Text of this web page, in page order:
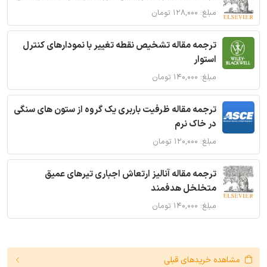
مبلغ: ۱۲۸,۰۰۰ تومان
ترجمه مقاله تشخیص نقطه تغییر با نمودارهای کنترل
استوار
مبلغ: ۱۴۰,۰۰۰ تومان
ترجمه مقاله ظرفیت باربری یک گروه از ستون های سنگی
در خاک نرم
مبلغ: ۱۲۰,۰۰۰ تومان
ترجمه مقاله آنالیز ارتعاش اجباری تیرهای عمیق
متخلخل هدفمند
مبلغ: ۱۴۰,۰۰۰ تومان
مشاهده خریدهای قبلی